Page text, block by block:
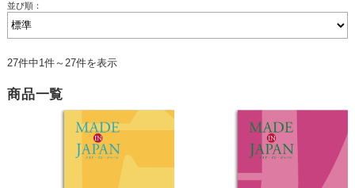
並び順：
27件中1件～27件を表示
商品一覧